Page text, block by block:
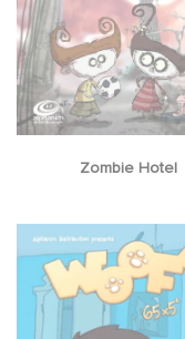
Zombie Hotel